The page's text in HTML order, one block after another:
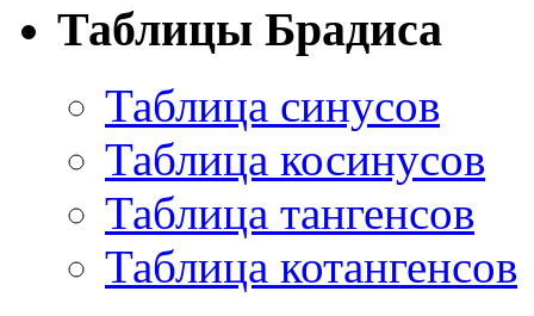
Таблицы Брадиса
Таблица синусов
Таблица косинусов
Таблица тангенсов
Таблица котангенсов